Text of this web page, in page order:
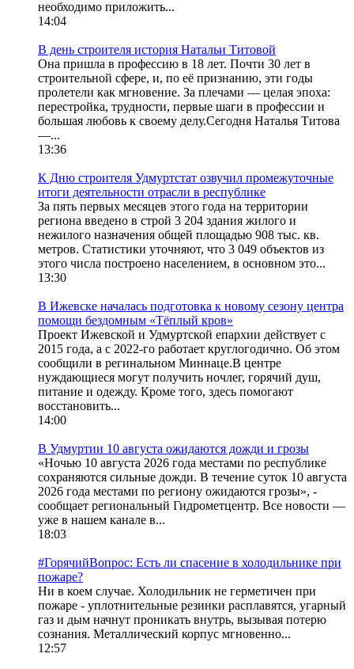
необходимо приложить...
14:04
В день строителя история Натальи Титовой
Она пришла в профессию в 18 лет. Почти 30 лет в
строительной сфере, и, по её признанию, эти годы
пролетели как мгновение. За плечами — целая эпоха:
перестройка, трудности, первые шаги в профессии и
большая любовь к своему делу.Сегодня Наталья Титова
—...
13:36
К Дню строителя Удмуртстат озвучил промежуточные
итоги деятельности отрасли в республике
За пять первых месяцев этого года на территории
региона введено в строй 3 204 здания жилого и
нежилого назначения общей площадью 908 тыс. кв.
метров. Статистики уточняют, что 3 049 объектов из
этого числа построено населением, в основном это...
13:30
В Ижевске началась подготовка к новому сезону центра
помощи бездомным «Тёплый кров»
Проект Ижевской и Удмуртской епархии действует с
2015 года, а с 2022-го работает круглогодично. Об этом
сообщили в регинальном Миннаце.В центре
нуждающиеся могут получить ночлег, горячий душ,
питание и одежду. Кроме того, здесь помогают
восстановить...
14:00
В Удмуртии 10 августа ожидаются дожди и грозы
«Ночью 10 августа 2026 года местами по республике
сохраняются сильные дожди. В течение суток 10 августа
2026 года местами по региону ожидаются грозы», -
сообщает региональный Гидрометцентр. Все новости —
уже в нашем канале в...
18:03
#ГорячийВопрос: Есть ли спасение в холодильнике при
пожаре?
Ни в коем случае. Холодильник не герметичен при
пожаре - уплотнительные резинки расплавятся, угарный
газ и дым начнут проникать внутрь, вызывая потерю
сознания. Металлический корпус мгновенно...
12:57